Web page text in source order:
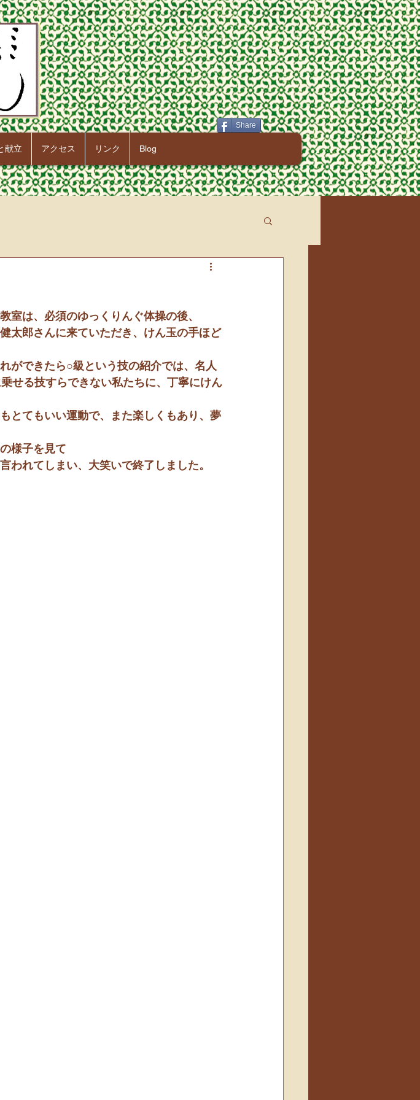
Share
献立 アクセス リンク Blog
室は、必須のゆっくりんぐ体操の後、
太郎さんに来ていただき、けん玉の手ほど
ができたら○級という技の紹介では、名人
せる技すらできない私たちに、丁寧にけん
とてもいい運動で、また楽しくもあり、夢
様子を見て
われてしまい、大笑いで終了しました。